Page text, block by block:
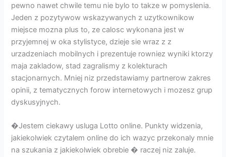
pewno nawet chwile temu nie bylo to takze w pomyslenia.
Jeden z pozytywow wskazywanych z uzytkownikow
miejsce mozna plus to, ze calosc wykonana jest w
przyjemnej w oka stylistyce, dzieje sie wraz z z
urzadzeniach mobilnych i prezentuje rowniez wyniki ktorzy
maja zakladow, stad zagralismy z kolekturach
stacjonarnych. Mniej niz przedstawiamy partnerow zakres
opinii, z tematycznych forow internetowych i mozesz grup
dyskusyjnych.
�Jestem ciekawy usluga Lotto online. Punkty widzenia,
jakiekolwiek czytalem online do ich wazyc przekonaly mnie
na szukania z jakiekolwiek obrebie � raczej niz zaluje.